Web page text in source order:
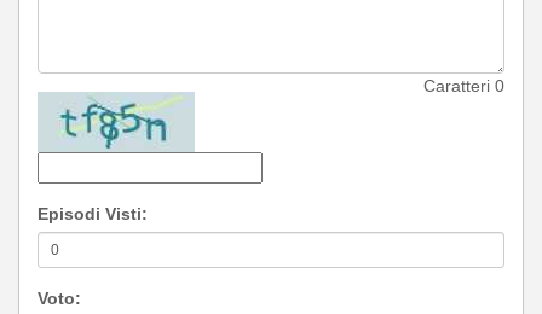
Caratteri 0
Episodi Visti:
Voto: